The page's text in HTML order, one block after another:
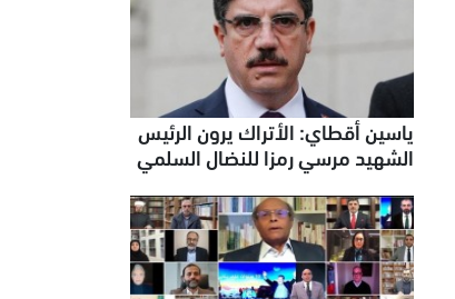
ياسين أقطاي: الأتراك يرون الرئيس
الشهيد مرسي رمزا للنضال السلمي